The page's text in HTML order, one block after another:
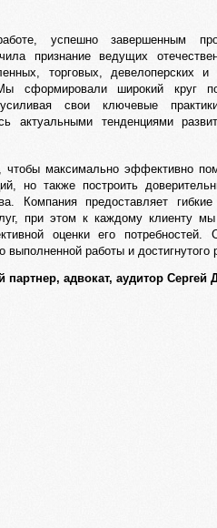
успешно завершенным
признание ведущих
торговых, девелоперских
сформировали широкий круг
свои ключевые
актуальными тенденциями
максимально эффективно
но также построить
Компания предоставляет
при этом к каждому клиенту
оценки его потребностей.
выполненной работы и достигнутого
адвокат, аудитор Сергей